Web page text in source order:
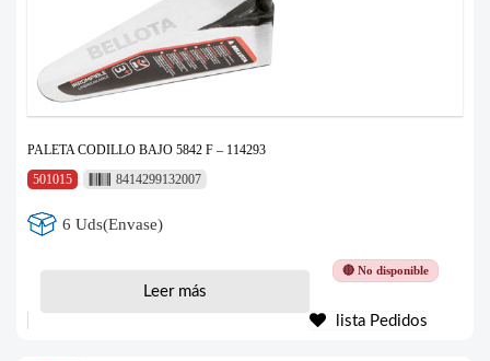
PALETA CODILLO BAJO 5842 F – 114293
501015
8414299132007
6 Uds(Envase)
🔴 No disponible
Leer más
lista Pedidos